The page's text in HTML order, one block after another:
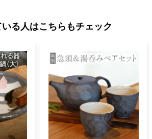
る人はこちらもチェック